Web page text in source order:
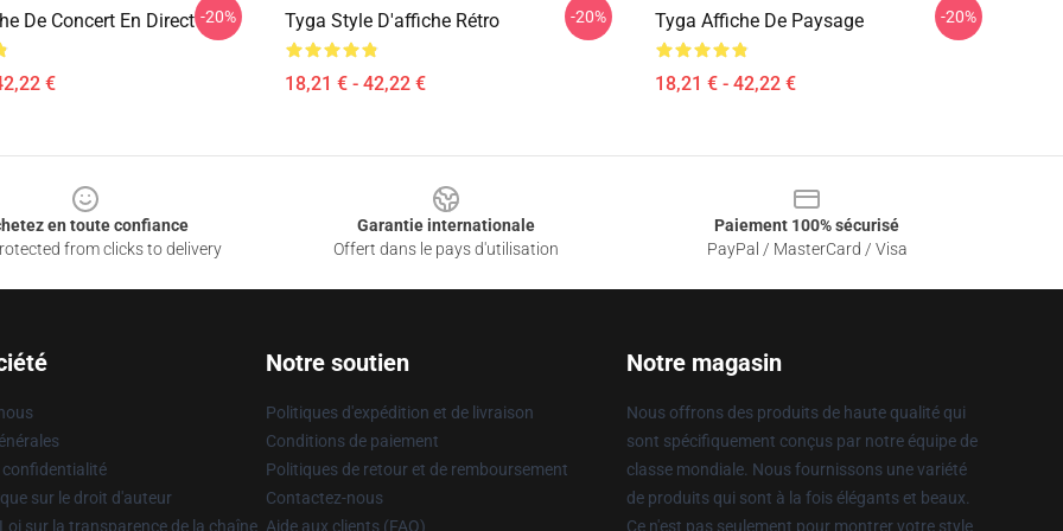
De Concert En Direct
€
-20% Tyga Style D'affiche Rétro
18,21 € - 42,22 €
-20% Tyga Affiche De Paysage
18,21 € - 42,22 €
-20%
en toute confiance
from clicks to delivery
Garantie internationale
Offert dans le pays d'utilisation
Paiement 100% sécurisé
PayPal / MasterCard / Visa
confidentialité
sur le droit d'auteur
sur la transparence de la chaîne
Notre soutien
Politiques d'expédition et de livraison
Conditions de paiement
Politiques de retour et de remboursement
Contactez-nous
Aide aux clients (FAQ)
Notre magasin
Nous offrons des produits de haute qualité qui
sont spécifiquement conçus par notre équipe de
classe mondiale. Nous fournissons une variété
de produits qui sont à la fois élégants et beaux.
Ce n'est pas seulement pour montrer votre style